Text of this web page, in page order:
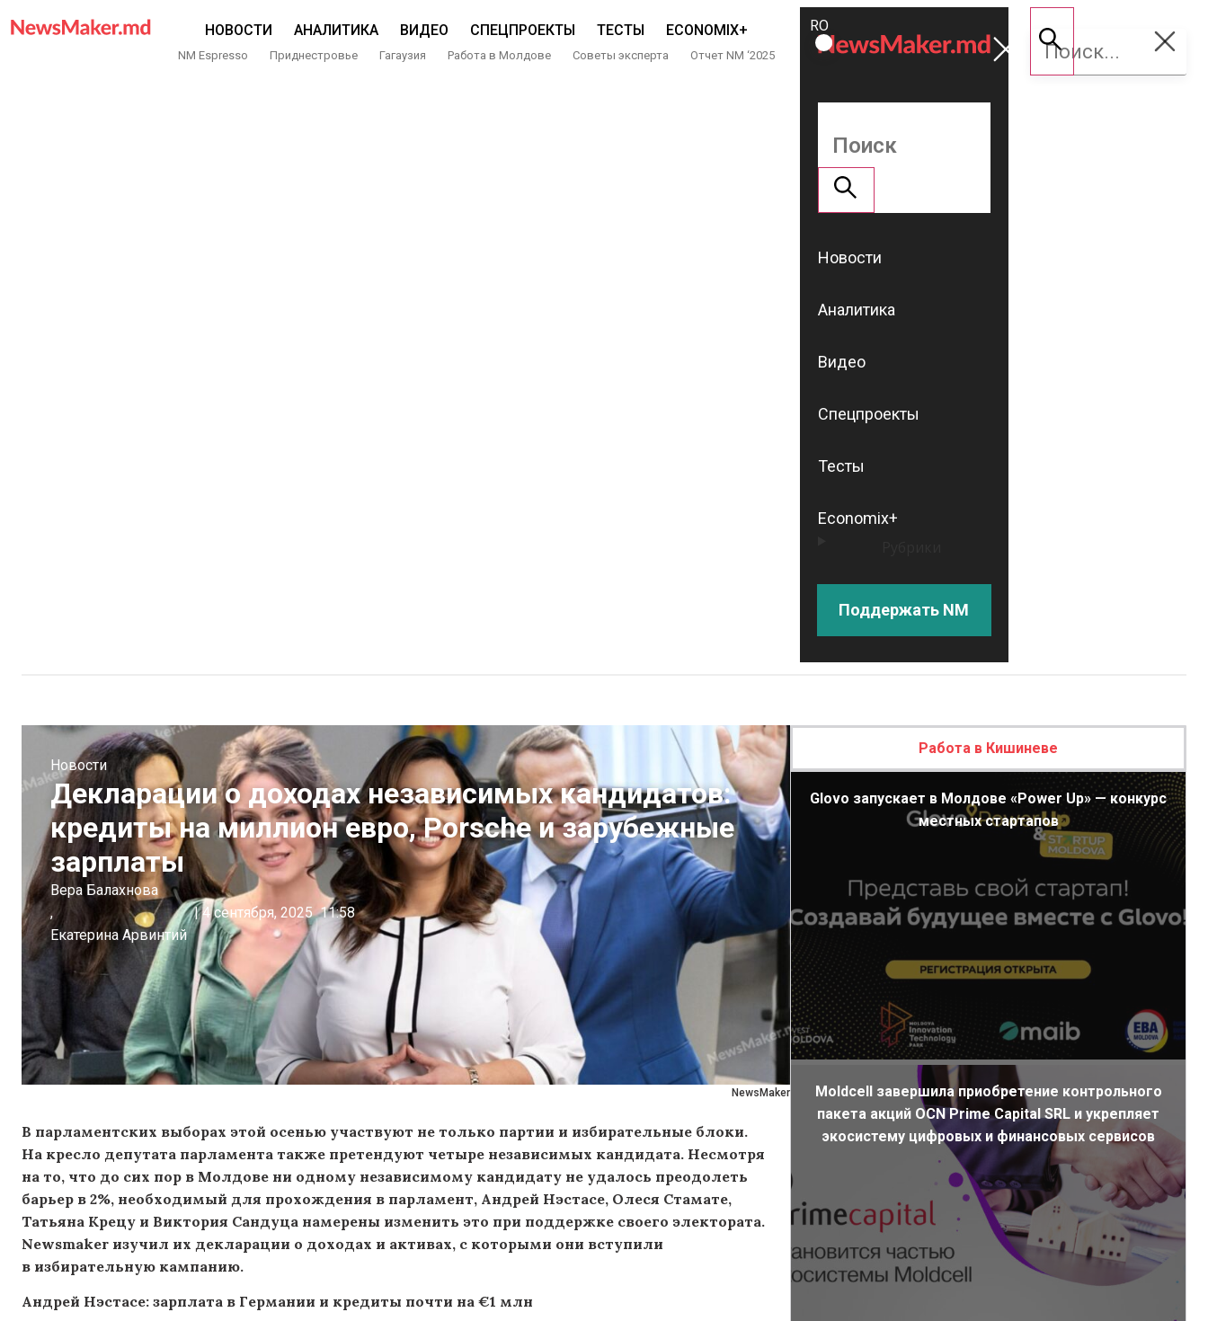
НОВОСТИ АНАЛИТИКА ВИДЕО СПЕЦПРОЕКТЫ ТЕСТЫ ECONOMIX+
NM Espresso Приднестровье Гагаузия Работа в Молдове Советы эксперта Отчет NM ‘2025
ROMÂNĂ
RU
Поддержать
NM
Новости
Аналитика
Видео
Спецпроекты
Тесты
Economix+
Поддержать NM
NewsMaker
Новости
Декларации о доходах независимых кандидатов:
кредиты на миллион евро, Porsche и зарубежные
зарплаты
Вера Балахнова
,
Екатерина Арвинтий
| 4 сентября, 2025 11:58
В парламентских выборах этой осенью участвуют не только партии и избирательные блоки.
На кресло депутата парламента также претендуют четыре независимых кандидата. Несмотря
на то, что до сих пор в Молдове ни одному независимому кандидату не удалось преодолеть
барьер в 2%, необходимый для прохождения в парламент, Андрей Нэстасе, Олеся Стамате,
Татьяна Крецу и Виктория Сандуца намерены изменить это при поддержке своего электората.
Newsmaker изучил их декларации о доходах и активах, с которыми они вступили
в избирательную кампанию.
Андрей Нэстасе: зарплата в Германии и кредиты почти на €1 млн
Работа в Кишиневе
Glovo запускает в Молдове «Power Up» — конкурс
местных стартапов
Moldcell завершила приобретение контрольного
пакета акций OCN Prime Capital SRL и укрепляет
экосистему цифровых и финансовых сервисов